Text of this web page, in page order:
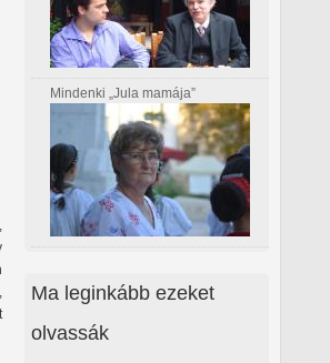
Mindenki „Jula mamája”
Ma leginkább ezeket
olvassák